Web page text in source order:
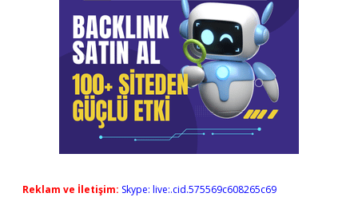
Reklam ve İletişim: Skype: live:.cid.575569c608265c69